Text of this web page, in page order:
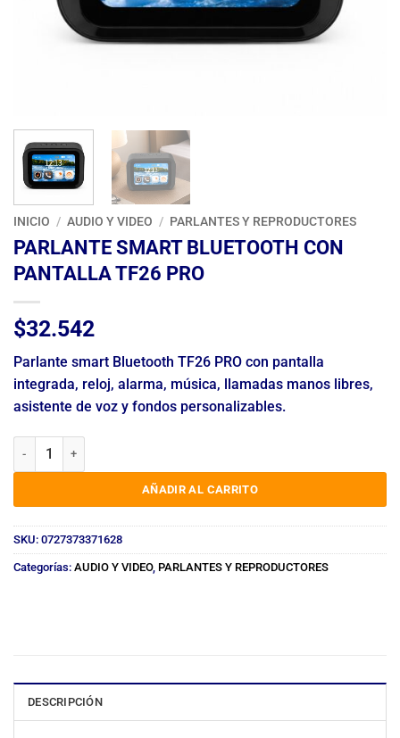
INICIO / AUDIO Y VIDEO / PARLANTES Y REPRODUCTORES
PARLANTE SMART BLUETOOTH CON
PANTALLA TF26 PRO
$32.542
Parlante smart Bluetooth TF26 PRO con pantalla
integrada, reloj, alarma, música, llamadas manos libres,
asistente de voz y fondos personalizables.
PARLANTE SMART BLUETOOTH CON PANTALLA TF26 PRO cantidad
AÑADIR AL CARRITO
SKU: 0727373371628
Categorías: AUDIO Y VIDEO, PARLANTES Y REPRODUCTORES
DESCRIPCIÓN